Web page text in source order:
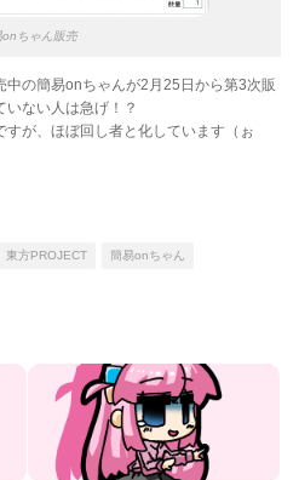
onちゃん販売
中の簡易onちゃんが2月25日から第3次販
ない人は急げ！？
が、ほぼ回し者と化しています（ぉ
東方PROJECT 簡易onちゃん